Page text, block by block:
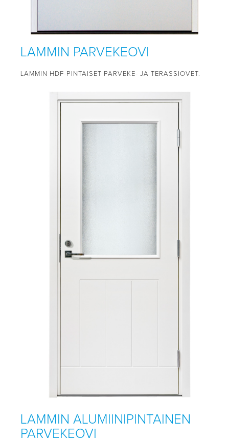
LAMMIN PARVEKEOVI
LAMMIN HDF-PINTAISET PARVEKE- JA TERASSIOVET.
LAMMIN ALUMIINIPINTAINEN
PARVEKEOVI